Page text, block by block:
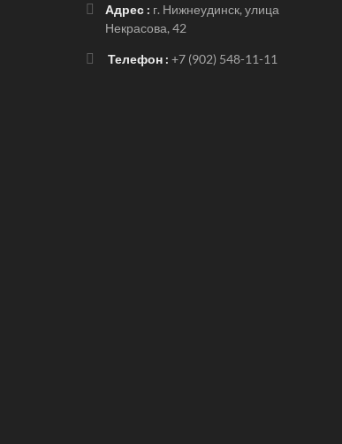
Адрес : г. Нижнеудинск, улица
Некрасова, 42
Телефон : +7 (902) 548-11-11